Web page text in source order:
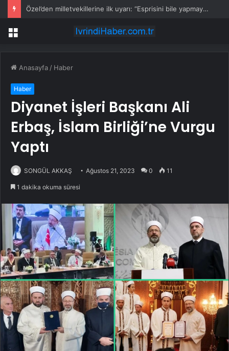
Özel’den milletvekillerine ilk uyarı: “Esprisini bile yapmayacaksınız”
Menü
Anasayfa / Haber
Haber
Diyanet İşleri Başkanı Ali
Erbaş, İslam Birliği’ne Vurgu
Yaptı
SONGÜL AKKAŞ Ağustos 21, 2023 0 11
1 dakika okuma süresi